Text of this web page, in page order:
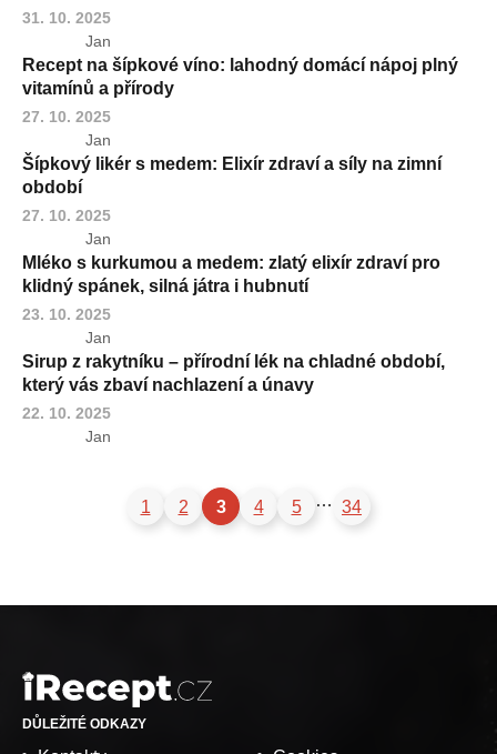
31. 10. 2025
Jan
Recept na šípkové víno: lahodný domácí nápoj plný
vitamínů a přírody
27. 10. 2025
Jan
Šípkový likér s medem: Elixír zdraví a síly na zimní
období
27. 10. 2025
Jan
Mléko s kurkumou a medem: zlatý elixír zdraví pro
klidný spánek, silná játra i hubnutí
23. 10. 2025
Jan
Sirup z rakytníku – přírodní lék na chladné období,
který vás zbaví nachlazení a únavy
22. 10. 2025
Jan
1 2 3 4 5 … 34
DŮLEŽITÉ ODKAZY